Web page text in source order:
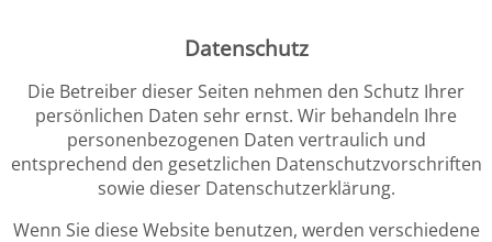
Datenschutz
Die Betreiber dieser Seiten nehmen den Schutz Ihrer
persönlichen Daten sehr ernst. Wir behandeln Ihre
personenbezogenen Daten vertraulich und
entsprechend den gesetzlichen Datenschutzvorschriften
sowie dieser Datenschutzerklärung.
Wenn Sie diese Website benutzen, werden verschiedene